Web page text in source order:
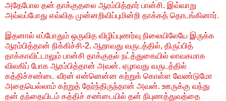
அதேபோல தன் தாக்குதலை ஆரம்பித்தார் பான்சி. இவ்வாறு
அவ்வப்போது எவ்வித முன்னறிவிப்புமின்றி தாக்கத் தொடங்கினார்.
இதனால் எப்போதும் ஒருவித விழிப்புணர்வு நிலையிலேயே இருக்க
ஆரம்பித்தான் நிக்கிச்சி-2. ஆறாவது வருடத்தில், திருப்பித்
தாக்காவிட்டாலும் பான்சி தாக்குதல் நட்த்துகையில் லாவகமாக
விலகிப் போக ஆரம்பித்தான் அவன். ஏழாவது வருடத்தில்
கத்திச்சண்டை வீரன் என்னென்ன கற்றுக் கொள்ள வேண்டுமோ
அதையெல்லாம் கற்றுத் தேர்ந்திருந்தான் அவன். ஊருக்கு வந்து
தன் தந்தையிடம் கத்திச் சண்டையில் தன் நிபுணத்துவத்தை